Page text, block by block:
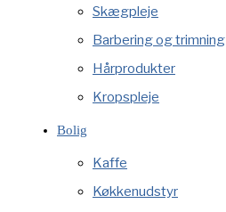
Skægpleje
Barbering og trimning
Hårprodukter
Kropspleje
Bolig
Kaffe
Køkkenudstyr